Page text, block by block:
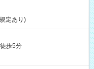
定あり)
歩5分